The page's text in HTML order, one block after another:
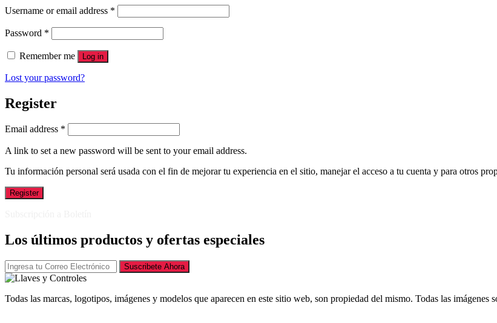
Username or email address *
Password *
Remember me Log in
Lost your password?
Register
Email address *
A link to set a new password will be sent to your email address.
Tu información personal será usada con el fin de mejorar tu experiencia en el sitio, manejar el acceso a tu cuenta y para otros
Register
Los últimos productos y ofertas especiales
Suscribete Ahora
Todas las marcas, logotipos, imágenes y modelos que aparecen en este sitio web, son propiedad del mismo. Todas las imágenes